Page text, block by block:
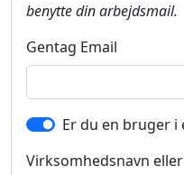
benytte din arbejdsmail.
Gentag Email
Er du en bruger i
Virksomhedsnavn